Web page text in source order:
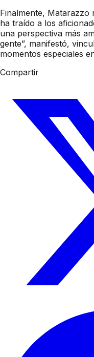
Finalmente,
ha traído a los
una perspectiva más
gente”, manifestó,
momentos especiales
Compartir